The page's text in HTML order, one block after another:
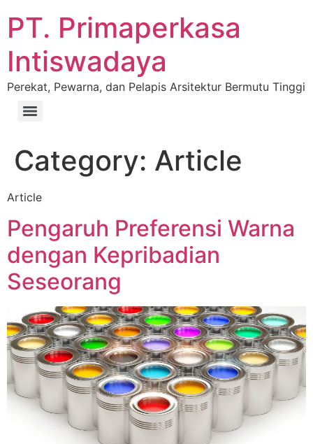
PT. Primaperkasa
Intiswadaya
Perekat, Pewarna, dan Pelapis Arsitektur Bermutu Tinggi
Category: Article
Article
Pengaruh Preferensi Warna
dengan Kepribadian
Seseorang